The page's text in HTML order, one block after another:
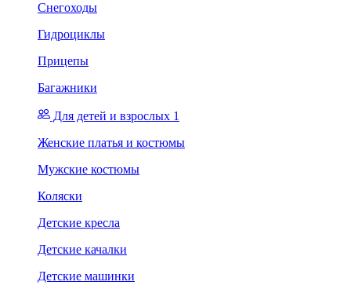
Снегоходы
Гидроциклы
Прицепы
Багажники
Для детей и взрослых 1
Женские платья и костюмы
Мужские костюмы
Коляски
Детские кресла
Детские качалки
Детские машинки